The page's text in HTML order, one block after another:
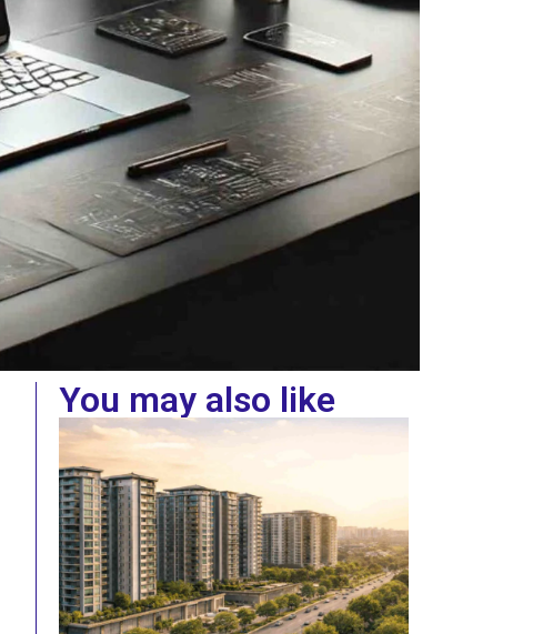
You may also like